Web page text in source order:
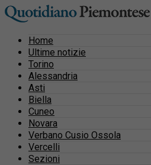
Home
Ultime notizie
Torino
Alessandria
Asti
Biella
Cuneo
Novara
Verbano Cusio Ossola
Vercelli
Sezioni